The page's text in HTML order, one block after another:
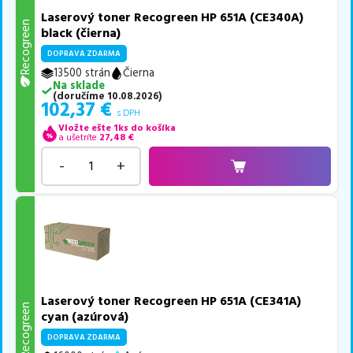
Recogreen
Laserový toner Recogreen HP 651A (CE340A)
black (čierna)
DOPRAVA ZDARMA
13500 strán
Čierna
Na sklade
(doručíme 10.08.2026)
102,37 € s DPH
Vložte ešte 1ks do košíka
a ušetríte 27,48 €
- +
Recogreen
Laserový toner Recogreen HP 651A (CE341A)
cyan (azúrová)
DOPRAVA ZDARMA